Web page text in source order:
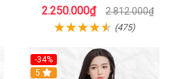
2.250.000₫ 2.812.000₫
(475)
-34%
5